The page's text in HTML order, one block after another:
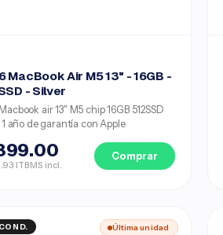
MacBook Air M5 13" - 16GB -
- Silver
air 13" M5 chip 16GB 512SSD
año de garantía con Apple
ITBMS incl.
Comprar
Última unidad